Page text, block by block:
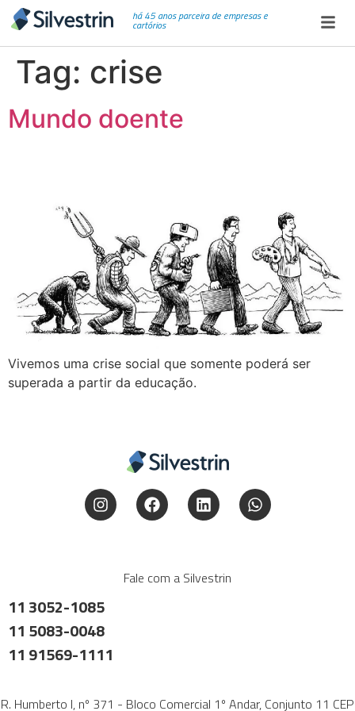
há 45 anos parceira de empresas e
cartórios
Tag: crise
Mundo doente
Vivemos uma crise social que somente poderá ser
superada a partir da educação.
Fale com a Silvestrin
11 3052-1085
11 5083-0048
11 91569-1111
R. Humberto I, nº 371 - Bloco Comercial 1º Andar, Conjunto 11 CEP